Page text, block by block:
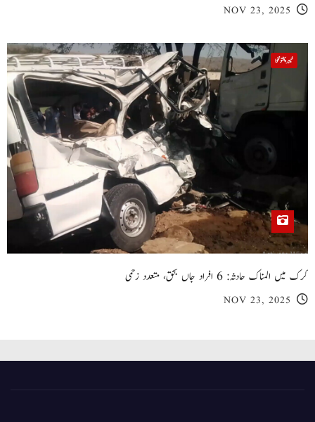
NOV 23, 2025
خیبر پختونخوا
کرک میں المناک حادثہ: 6 افراد جاں بحق، متعدد زخمی
NOV 23, 2025